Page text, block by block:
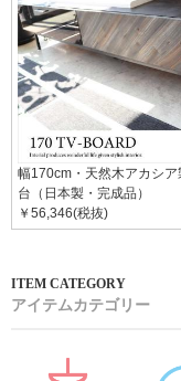
幅170cm・天然木アカシア
台（日本製・完成品）
￥56,346(税抜)
アイテムカテゴリー